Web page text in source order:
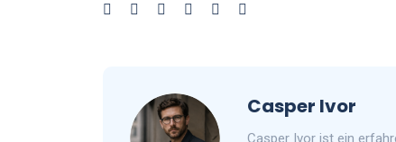
Casper Ivor
Casper Ivor ist ein